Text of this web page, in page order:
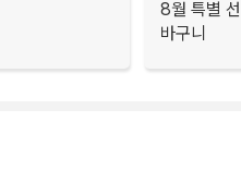
8월 특별
바구니